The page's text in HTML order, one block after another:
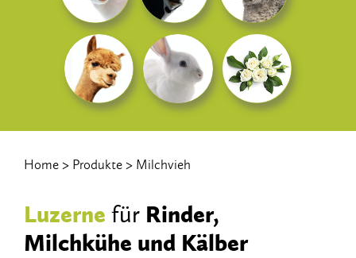
Home Produkte Milchvieh
Luzerne für Rinder,
Milchkühe und Kälber